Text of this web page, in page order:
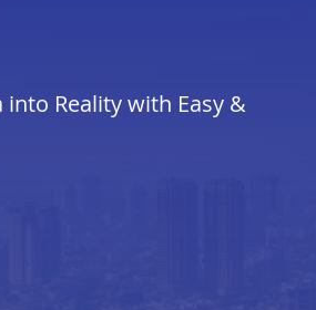
Reality with Easy &